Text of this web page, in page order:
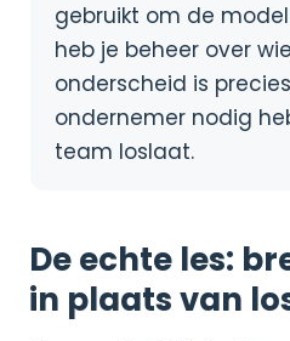
gebruikt om de
heb je beheer over
onderscheid is
ondernemer nodig
team loslaat.
De echte les:
in plaats van